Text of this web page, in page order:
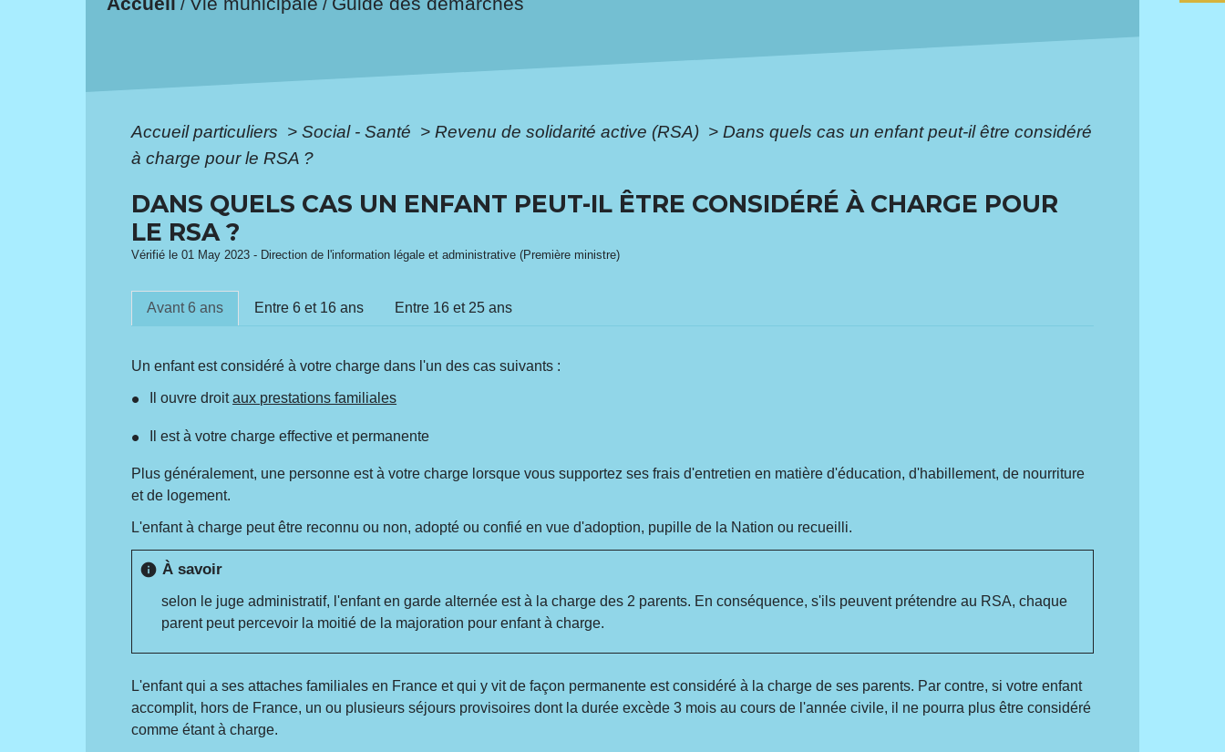
/ /
Accueil particuliers > Social - Santé > Revenu de solidarité active (RSA) > Dans quels cas un enfant peut-il être considéré
à charge pour le RSA ?
DANS QUELS CAS UN ENFANT PEUT-IL ÊTRE CONSIDÉRÉ À CHARGE POUR
LE RSA ?
Vérifié le 01 May 2023 - Direction de l'information légale et administrative (Première ministre)
Avant 6 ans Entre 6 et 16 ans Entre 16 et 25 ans
Un enfant est considéré à votre charge dans l'un des cas suivants :
Il ouvre droitaux prestations familiales
Il est à votre charge effective et permanente
Plus généralement, une personne est à votre charge lorsque vous supportez ses frais d'entretien en matière d'éducation, d'habillement, de nourriture
et de logement.
L'enfant à charge peut être reconnu ou non, adopté ou confié en vue d'adoption, pupille de la Nation ou recueilli.
info À savoir
selon le juge administratif, l'enfant en garde alternée est à la charge des 2 parents. En conséquence, s'ils peuvent prétendre au RSA, chaque
parent peut percevoir la moitié de la majoration pour enfant à charge.
L'enfant qui a ses attaches familiales en France et qui y vit de façon permanente est considéré à la charge de ses parents. Par contre, si votre enfant
accomplit, hors de France, un ou plusieurs séjours provisoires dont la durée excède 3 mois au cours de l'année civile, il ne pourra plus être considéré
comme étant à charge.